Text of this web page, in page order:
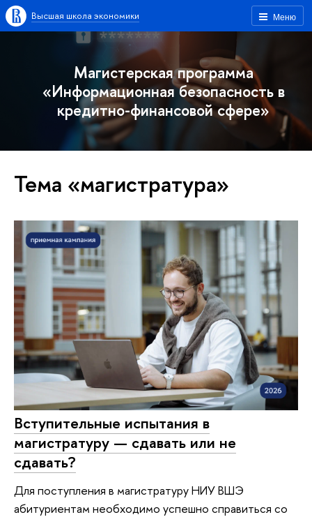
Меню
Высшая школа экономики
Магистерская программа
«Информационная безопасность в
кредитно-финансовой сфере»
Тема «магистратура»
Вступительные испытания в
магистратуру — сдавать или не
сдавать?
Для поступления в магистратуру НИУ ВШЭ
абитуриентам необходимо успешно справиться со